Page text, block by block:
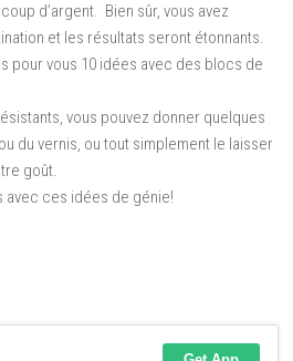
d’argent. Bien sûr, vous avez
et les résultats seront étonnants.
pour vous 10 idées avec des blocs de
vous pouvez donner quelques
du vernis, ou tout simplement le laisser
goût.
avec ces idées de génie!